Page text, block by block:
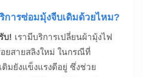
การซ่อมมุ้งจีบเดิมด้วยไหม?
บ! เรามีบริการเปลี่ยนผ้ามุ้งไฟ
อยสายสลิงใหม่ ในกรณีที่
ดิมยังแข็งแรงดีอยู่ ซึ่งช่วย